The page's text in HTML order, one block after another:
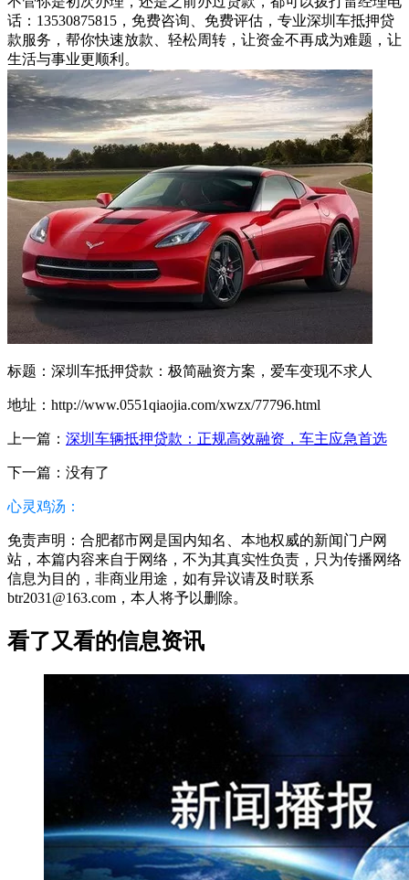
话：13530875815，免费咨询、免费评估，专业深圳车抵押贷
款服务，帮你快速放款、轻松周转，让资金不再成为难题，让
生活与事业更顺利。
标题：深圳车抵押贷款：极简融资方案，爱车变现不求人
地址：http://www.0551qiaojia.com/xwzx/77796.html
上一篇： 深圳车辆抵押贷款：正规高效融资，车主应急首选
下一篇：没有了
心灵鸡汤：
免责声明：合肥都市网是国内知名、本地权威的新闻门户网
站，本篇内容来自于网络，不为其真实性负责，只为传播网络
信息为目的，非商业用途，如有异议请及时联系
btr2031@163.com，本人将予以删除。
看了又看的信息资讯